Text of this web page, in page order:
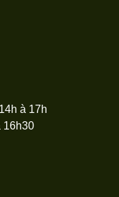
à 17h
16h30